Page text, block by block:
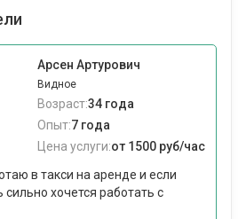
Арсен Артурович
Видное
Возраст:34 года
Опыт:7 года
Цена услуги:от 1500 руб/час
в такси на аренде и если
сильно хочется работать с